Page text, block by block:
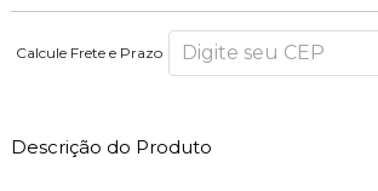
Calcule Frete e Prazo
Descrição do Produto